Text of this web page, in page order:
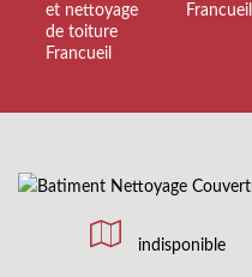
et nettoyage
de toiture
Francueil
Francueil
indisponible